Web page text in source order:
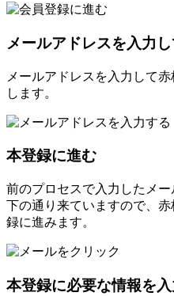
メールアドレスを入力
メールアドレスを入力して
します。
本登録に進む
前のプロセスで入力したメ
下の通り来ていますので、
録に進みます。
本登録に必要な情報を